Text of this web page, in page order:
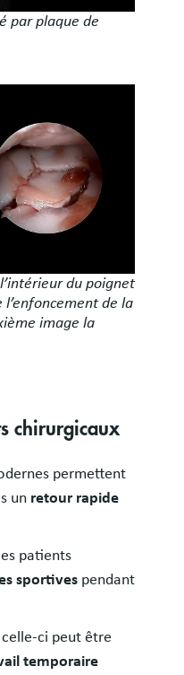
par plaque de
du poignet
de la
image la
chirurgicaux
permettent
un retour rapide
patients
sportives pendant
ci peut être
temporaire